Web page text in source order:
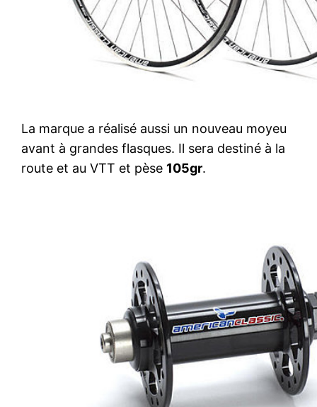
La marque a réalisé aussi un nouveau moyeu
avant à grandes flasques. Il sera destiné à la
route et au VTT et pèse 105gr.